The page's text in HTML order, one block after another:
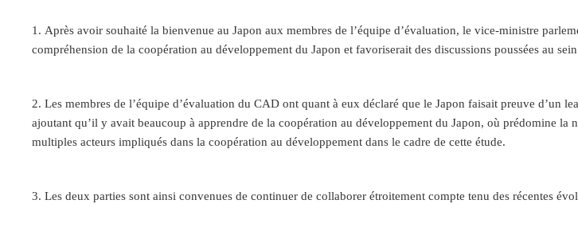
Après avoir souhaité la bienvenue au Japon aux membres de l’équipe d’évaluation, le vice-ministre
compréhension de la coopération au développement du Japon et favoriserait des discussions poussées au
Les membres de l’équipe d’évaluation du CAD ont quant à eux déclaré que le Japon faisait preuve d’un
ajoutant qu’il y avait beaucoup à apprendre de la coopération au développement du Japon, où prédomine
multiples acteurs impliqués dans la coopération au développement dans le cadre de cette étude.
Les deux parties sont ainsi convenues de continuer de collaborer étroitement compte tenu des récentes